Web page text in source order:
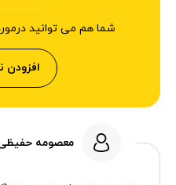
شما هم می توانید
افزودن
معصومه